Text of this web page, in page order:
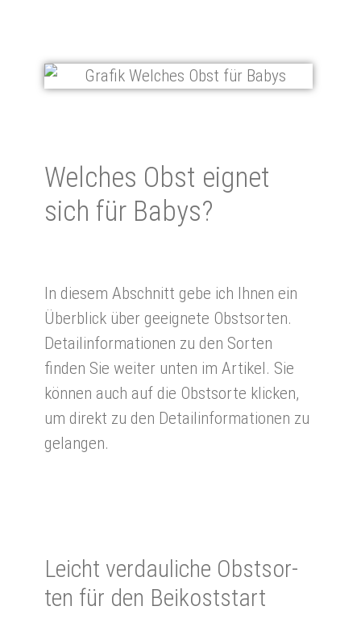
Welches Obst eignet
sich für Babys?
In diesem Abschnitt gebe ich Ihnen ein
Überblick über geeignete Obstsorten.
Detailinformationen zu den Sorten
finden Sie weiter unten im Artikel. Sie
können auch auf die Obstsorte klicken,
um direkt zu den Detailinformationen zu
gelangen.
Leicht ver­dau­liche Obst­sor­
ten für den Bei­kost­start